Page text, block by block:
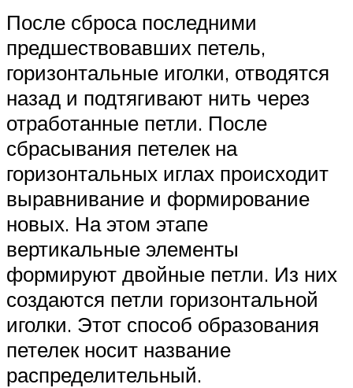
После сброса последними
предшествовавших петель,
горизонтальные иголки, отводятся
назад и подтягивают нить через
отработанные петли. После
сбрасывания петелек на
горизонтальных иглах происходит
выравнивание и формирование
новых. На этом этапе
вертикальные элементы
формируют двойные петли. Из них
создаются петли горизонтальной
иголки. Этот способ образования
петелек носит название
распределительный.